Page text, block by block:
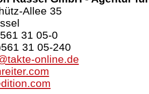
Allee 35
31 05-0
31 05-240
online.de